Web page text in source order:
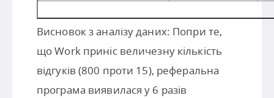
Висновок з аналізу даних: Попри те,
що Work приніс величезну кількість
відгуків (800 проти 15), реферальна
програма виявилася у 6 разів